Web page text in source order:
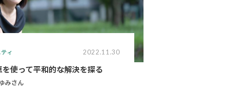
ィ 2022.11.30
を使って平和的な解決を探る
みさん